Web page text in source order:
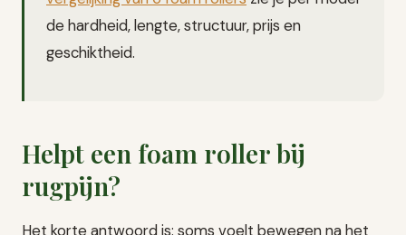
de hardheid, lengte, structuur, prijs en
geschiktheid.
Helpt een foam roller bij
rugpijn?
Het korte antwoord is: soms voelt bewegen na het